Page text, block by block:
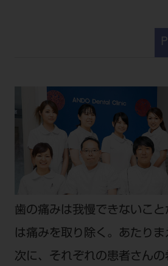
歯の痛みは我慢できないこ
は痛みを取り除く。あたりま
次に、それぞれの患者さん
CADデータ
中古医療機器
添付文書の電子化
オンラインカタログ
モリタ友の会のご案内
モリタ友の会無料会員登録
モリタに対するご意見・
お客様の声への取り組み
商品感動体験
Q&A
修理・メンテナンス等
モリタ関連イベント
学会・研究会
DENTAL OFFICE セレクション
無料会員のご案内
会員登録
ログイン
pd style
はじめての方へ
pdとは
院内ツアー
デンタルマガジン
ビデオライブラリー
DMR（ディーエムアール）
支店営業所
公式SNS一覧
ビバリーくんLINEスタンプ
ショールーム
全国のショールーム
北海道
Dental Plaza Tokyo
MDSC
MDSCについて